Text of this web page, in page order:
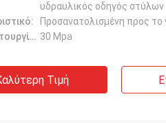
υδραυλικός οδηγός
Προσανατολισμένη προς το
Πίεση λειτουργίας: 30 Mpa
Τιμή